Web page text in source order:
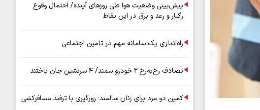
پیش‌بینی وضعیت هوا طی روزهای آینده/ احتمال وقوع
رگبار و رعد و برق در این نقاط
راه‌اندازی یک سامانه مهم در تامین اجتماعی
تصادف رخ‌به‌رخ ۲ خودرو سمند/ ۴ سرنشین جان باختند
کمین دو مرد برای زنان سالمند؛ زورگیری با ترفند مسافرکشی